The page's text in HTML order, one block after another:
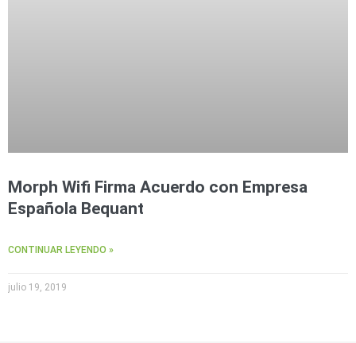
Morph Wifi Firma Acuerdo con Empresa
Española Bequant
CONTINUAR LEYENDO »
julio 19, 2019